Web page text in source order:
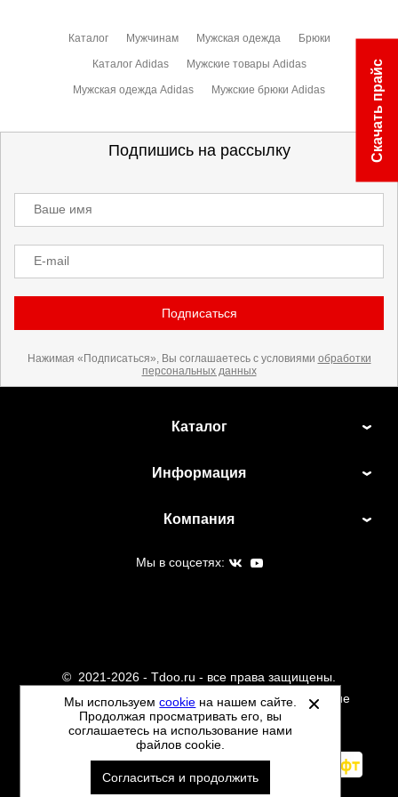
Каталог Мужчинам Мужская одежда Брюки
Каталог Adidas Мужские товары Adidas
Мужская одежда Adidas Мужские брюки Adidas
Подпишись на рассылку
Ваше имя
E-mail
Подписаться
Нажимая «Подписаться», Вы соглашаетесь с условиями обработки
персональных данных
Каталог
Информация
Компания
Мы в соцсетях:
© 2021-2026 - Tdoo.ru - все права защищены.
Данный сайт не является интернет магазином и не
является публичной офертой.
Политика обработки персональных данных
Автоматизировано -
Скачать прайс
Мы используемcookie на нашем сайте.
Продолжая просматривать его, вы
соглашаетесь на использование нами
файлов cookie.
Согласиться и продолжить